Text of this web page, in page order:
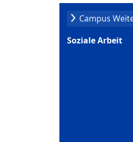
Campus
Soziale Arbeit